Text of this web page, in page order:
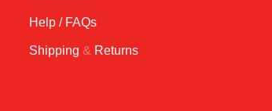
Help / FAQs
Shipping & Returns